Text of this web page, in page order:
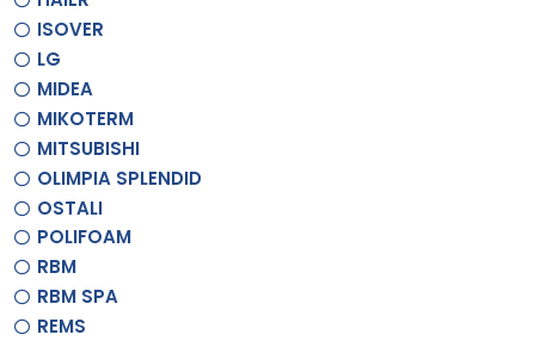
ISOVER
LG
MIDEA
MIKOTERM
MITSUBISHI
OLIMPIA SPLENDID
OSTALI
POLIFOAM
RBM
RBM SPA
REMS